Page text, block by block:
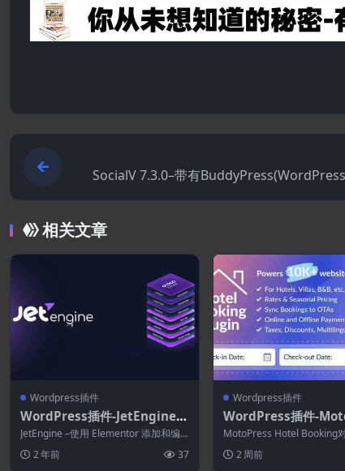
SocialV 7.3.0–带有
社交网络Flutter
相关文章
Wordpress插件
WordPress插件-JetEngine
Modules(JetEngine拓展)–El
ementor的WordPress动态
内容插件
JetEngine –使用 Elementor 添加和编
2 年前 37
Wordpress插件
WordPress插件-
Hotel Booking 6.2.2–
订WordPress插件
MotoPress Hotel Booking
2 周前